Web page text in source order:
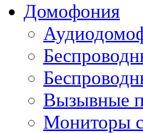
Домофония
Вызывные
Мониторы